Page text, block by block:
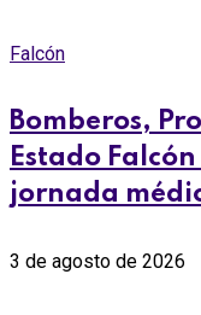
Falcón
Bomberos,
Estado
jornada
3 de agosto de 2026